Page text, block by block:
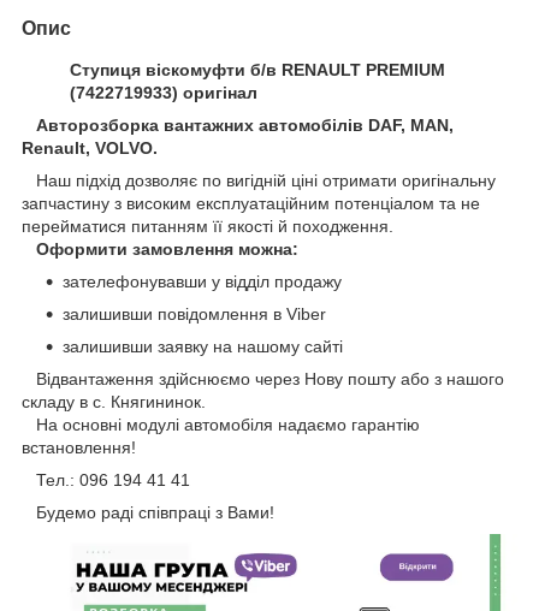
Опис
Ступиця віскомуфти б/в RENAULT PREMIUM
(7422719933) оригінал
Авторозборка вантажних автомобілів DAF, MAN,
Renault, VOLVO.
Наш підхід дозволяє по вигідній ціні отримати оригінальну
запчастину з високим експлуатаційним потенціалом та не
перейматися питанням її якості й походження.
Оформити замовлення можна:
зателефонувавши у відділ продажу
залишивши повідомлення в Viber
залишивши заявку на нашому сайті
Відвантаження здійснюємо через Нову пошту або з нашого
складу в с. Княгининок.
На основні модулі автомобіля надаємо гарантію
встановлення!
Тел.: 096 194 41 41
Будемо раді співпраці з Вами!